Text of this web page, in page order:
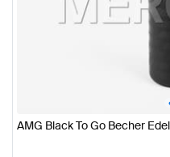
AMG Black To Go Becher